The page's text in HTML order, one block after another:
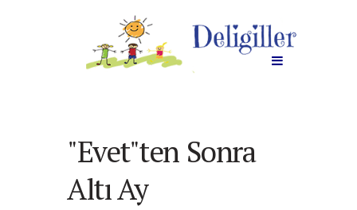
"Evet"ten Sonra
Altı Ay